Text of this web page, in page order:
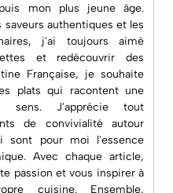
mon plus jeune âge.
saveurs authentiques et les
j'ai toujours aimé
et redécouvrir des
Française, je souhaite
plats qui racontent une
J'apprécie tout
de convivialité autour
sont pour moi l'essence
Avec chaque article,
passion et vous inspirer à
cuisine. Ensemble,